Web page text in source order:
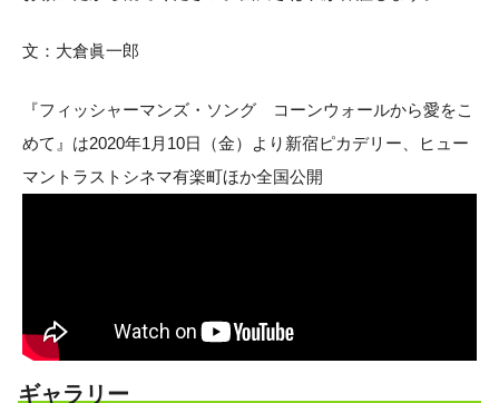
文：大倉眞一郎
『フィッシャーマンズ・ソング コーンウォールから愛をこ
めて』は2020年1月10日（金）より新宿ピカデリー、ヒュー
マントラストシネマ有楽町ほか全国公開
ギャラリー